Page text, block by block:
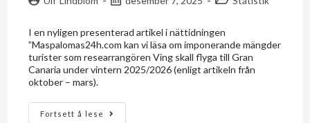
I en nyligen presenterad artikel i nättidningen
”Maspalomas24h.com kan vi läsa om imponerande mängder
turister som researrangören Ving skall flyga till Gran
Canaria under vintern 2025/2026 (enligt artikeln från
oktober – mars).
Fortsett å lese